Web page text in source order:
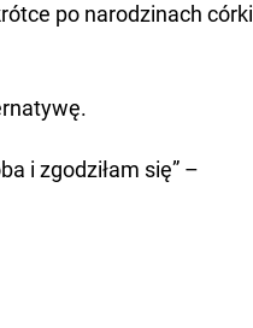
po narodzinach córki
i zgodziłam się” –